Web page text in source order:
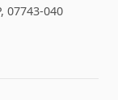
07743-040